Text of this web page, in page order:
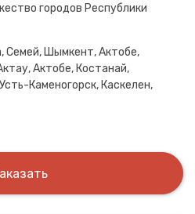
городов Республики
Семей, Шымкент, Актобе,
Актобе, Костанай,
Каменогорск, Каскелен,